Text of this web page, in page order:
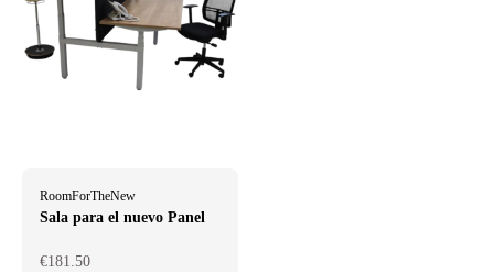
RoomForTheNew
Sala para el nuevo Panel
€181.50